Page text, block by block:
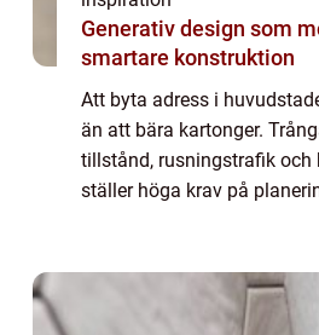
Generativ design som
smartare konstruktion
Att byta adress i
än att bära kartonger.
tillstånd, rusningstrafik och
ställer höga krav på